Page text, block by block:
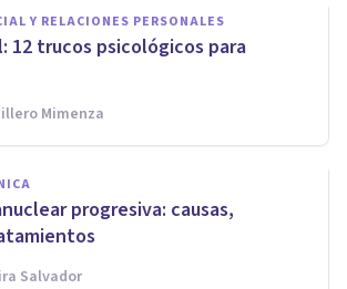
Y RELACIONES PERSONALES
12 trucos psicológicos para
Mimenza
progresiva: causas,
Salvador